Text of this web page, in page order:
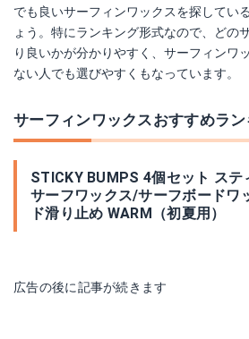
でも良いサーフィンワックスを探してい
ょう。特にランキング形式なので、どの
り良いかが分かりやすく、サーフィンワ
ない人でも選びやすくもなっています。
サーフィンワックスおすすめラ
STICKY BUMPS 4個セット ステ
サーフワックス/サーフボードワ
ド滑り止め WARM（初夏用）
広告の後に記事が続きます